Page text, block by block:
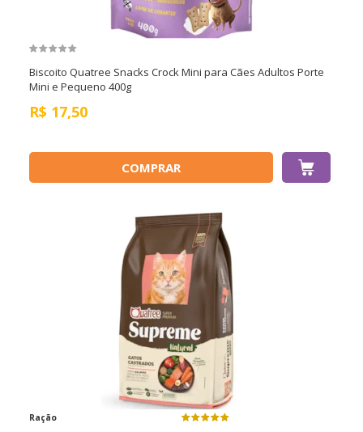
Biscoito Quatree Snacks Crock Mini para Cães Adultos Porte
Mini e Pequeno 400g
R$ 17,50
COMPRAR
Ração